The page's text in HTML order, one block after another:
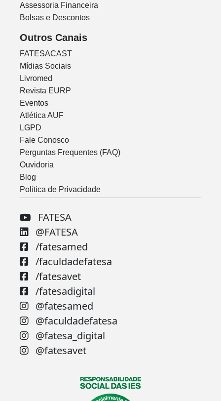
Assessoria Financeira
Bolsas e Descontos
Outros Canais
FATESACAST
Mídias Sociais
Livromed
Revista EURP
Eventos
Atlética AUF
LGPD
Fale Conosco
Perguntas Frequentes (FAQ)
Ouvidoria
Blog
Política de Privacidade
FATESA
@FATESA
/fatesamed
/faculdadefatesa
/fatesavet
/fatesadigital
@fatesamed
@faculdadefatesa
@fatesa_digital
@fatesavet